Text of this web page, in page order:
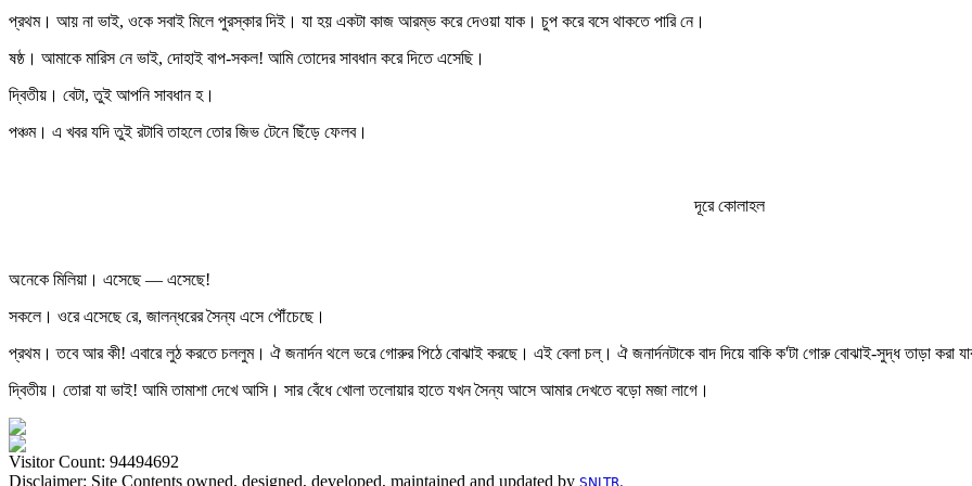
প্রথম। আয় না ভাই, ওকে সবাই মিলে পুরস্কার দিই। যা হয় একটা কাজ আরম্ভ করে দেওয়া যাক। চুপ করে বসে থাকতে পারি নে।
ষষ্ঠ। আমাকে মারিস নে ভাই, দোহাই বাপ-সকল! আমি তোদের সাবধান করে দিতে এসেছি।
দ্বিতীয়। বেটা, তুই আপনি সাবধান হ।
পঞ্চম। এ খবর যদি তুই রটাবি তাহলে তোর জিভ টেনে ছিঁড়ে ফেলব।
দূরে কোলাহল
অনেকে মিলিয়া। এসেছে — এসেছে!
সকলে। ওরে এসেছে রে, জালন্ধরের সৈন্য এসে পৌঁচেছে।
প্রথম। তবে আর কী! এবারে লুঠ করতে চললুম। ঐ জনার্দন থলে ভরে গোরুর পিঠে বোঝাই করছে। এই বেলা চল্‌। ঐ জনার্দনটাকে বাদ দিয়ে বাকি ক'টা গোরু বোঝাই-সুদ্ধ তাড়া করা
দ্বিতীয়। তোরা যা ভাই! আমি তামাশা দেখে আসি। সার বেঁধে খোলা তলোয়ার হাতে যখন সৈন্য আসে আমার দেখতে বড়ো মজা লাগে।
Visitor Count: 94494692
Disclaimer: Site Contents owned, designed, developed, maintained and updated by SNLTR.